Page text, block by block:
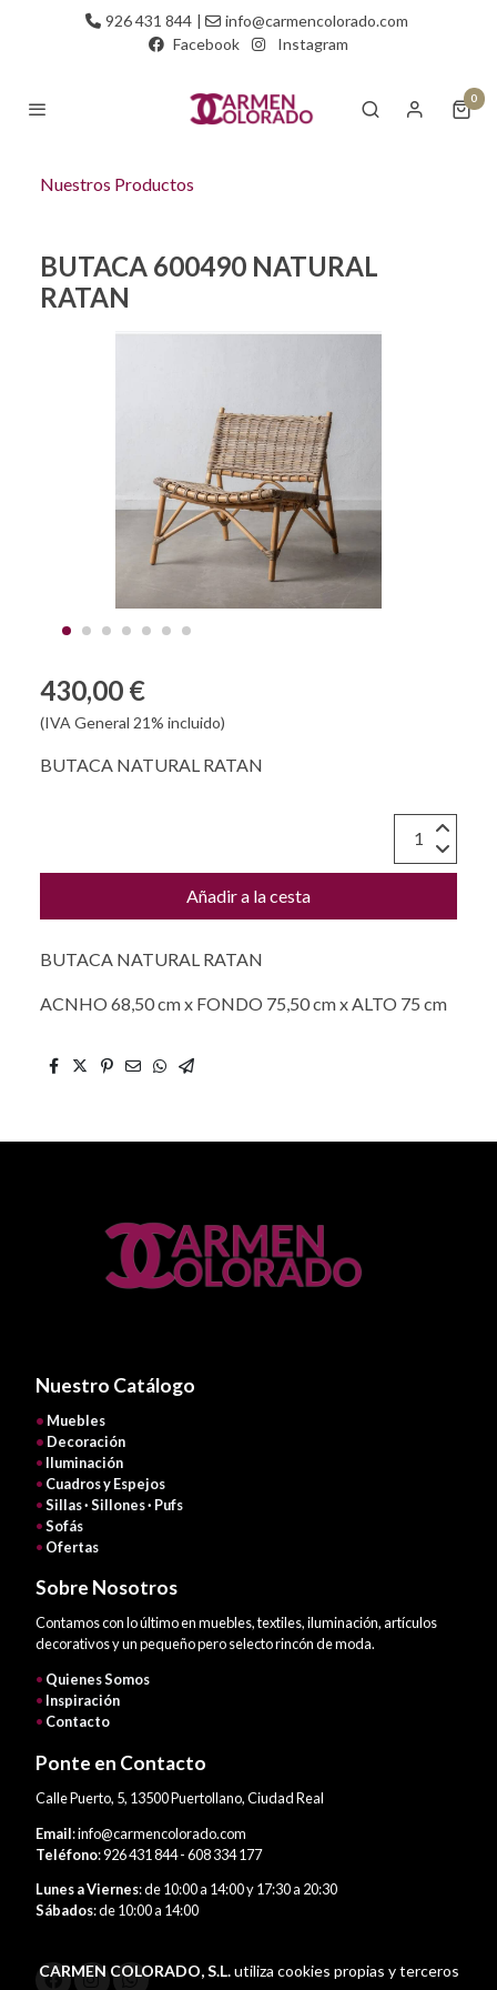
926 431 844 |
info@carmencolorado.com
Facebook
Instagram
0
Nuestros Productos
BUTACA 600490 NATURAL
RATAN
430,00 €
(IVA General 21% incluido)
BUTACA NATURAL RATAN
Añadir a la cesta
BUTACA NATURAL RATAN
ACNHO 68,50 cm x FONDO 75,50 cm x ALTO 75 cm
Nuestro Catálogo
• Muebles
• Decoración
• Iluminación
• Cuadros y Espejos
•Sillas · Sillones · Pufs
•Sofás
• Ofertas
Sobre Nosotros
Contamos con lo último en muebles, textiles, iluminación, artículos
decorativos y un pequeño pero selecto rincón de moda.
• Quienes Somos
• Inspiración
• Contacto
Ponte en Contacto
Calle Puerto, 5, 13500 Puertollano, Ciudad Real
Email: info@carmencolorado.com
Teléfono: 926 431 844 - 608 334 177
Lunes a Viernes: de 10:00 a 14:00 y 17:30 a 20:30
Sábados: de 10:00 a 14:00
CARMEN COLORADO, S.L.utiliza cookies propias y terceros